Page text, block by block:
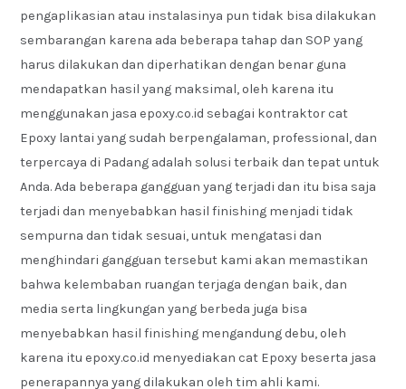
pengaplikasian atau instalasinya pun tidak bisa dilakukan
sembarangan karena ada beberapa tahap dan SOP yang
harus dilakukan dan diperhatikan dengan benar guna
mendapatkan hasil yang maksimal, oleh karena itu
menggunakan jasa epoxy.co.id sebagai kontraktor cat
Epoxy lantai yang sudah berpengalaman, professional, dan
terpercaya di Padang adalah solusi terbaik dan tepat untuk
Anda. Ada beberapa gangguan yang terjadi dan itu bisa saja
terjadi dan menyebabkan hasil finishing menjadi tidak
sempurna dan tidak sesuai, untuk mengatasi dan
menghindari gangguan tersebut kami akan memastikan
bahwa kelembaban ruangan terjaga dengan baik, dan
media serta lingkungan yang berbeda juga bisa
menyebabkan hasil finishing mengandung debu, oleh
karena itu epoxy.co.id menyediakan cat Epoxy beserta jasa
penerapannya yang dilakukan oleh tim ahli kami.